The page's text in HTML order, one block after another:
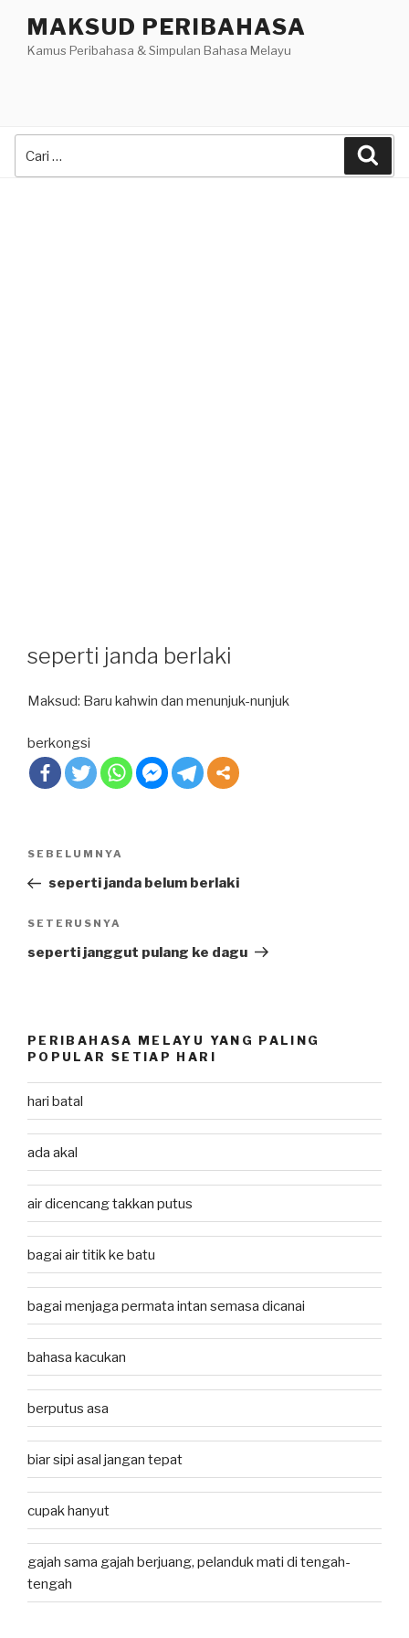
content
MAKSUD PERIBAHASA
Kamus Peribahasa & Simpulan Bahasa Melayu
seperti janda berlaki
Maksud: Baru kahwin dan menunjuk-nunjuk
berkongsi
Post
Previous
Post
SEBELUMNYA
seperti janda belum berlaki
Next
Post
SETERUSNYA
seperti janggut pulang ke dagu
PERIBAHASA MELAYU YANG PALING
POPULAR SETIAP HARI
hari batal
ada akal
air dicencang takkan putus
bagai air titik ke batu
bagai menjaga permata intan semasa dicanai
bahasa kacukan
berputus asa
biar sipi asal jangan tepat
cupak hanyut
gajah sama gajah berjuang, pelanduk mati di tengah-
tengah